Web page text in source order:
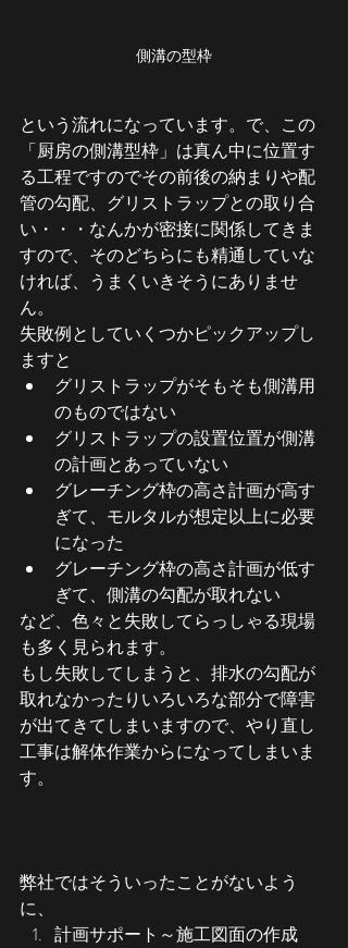
側溝の型枠
という流れになっています。で、この
「厨房の側溝型枠」は真ん中に位置す
る工程ですのでその前後の納まりや配
管の勾配、グリストラップとの取り合
い・・・なんかが密接に関係してきま
すので、そのどちらにも精通していな
ければ、うまくいきそうにありませ
ん。
失敗例としていくつかピックアップし
ますと
グリストラップがそもそも側溝用
のものではない
グリストラップの設置位置が側溝
の計画とあっていない
グレーチング枠の高さ計画が高す
ぎて、モルタルが想定以上に必要
になった
グレーチング枠の高さ計画が低す
ぎて、側溝の勾配が取れない
など、色々と失敗してらっしゃる現場
も多く見られます。
もし失敗してしまうと、排水の勾配が
取れなかったりいろいろな部分で障害
が出てきてしまいますので、やり直し
工事は解体作業からになってしまいま
す。
弊社ではそういったことがないよう
に、
計画サポート～施工図面の作成